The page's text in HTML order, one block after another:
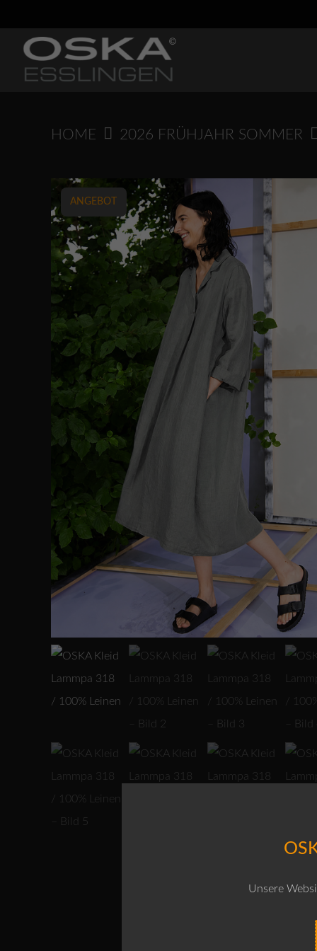
HOME 2026 FRÜHJAHR SOMMER
ANGEBOT
Unsere